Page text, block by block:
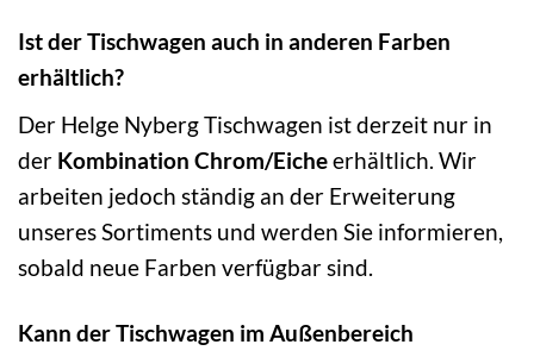
Ist der Tischwagen auch in anderen Farben
erhältlich?
Der Helge Nyberg Tischwagen ist derzeit nur in
der Kombination Chrom/Eicheerhältlich. Wir
arbeiten jedoch ständig an der Erweiterung
unseres Sortiments und werden Sie informieren,
sobald neue Farben verfügbar sind.
Kann der Tischwagen im Außenbereich